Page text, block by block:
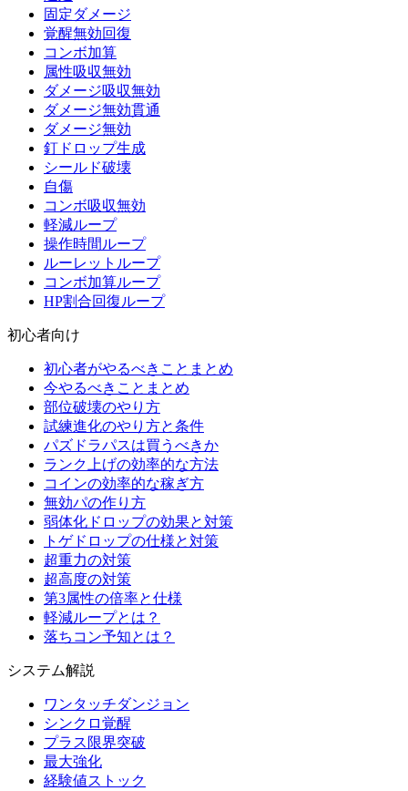
固定ダメージ
覚醒無効回復
コンボ加算
属性吸収無効
ダメージ吸収無効
ダメージ無効貫通
ダメージ無効
釘ドロップ生成
シールド破壊
自傷
コンボ吸収無効
軽減ループ
操作時間ループ
ルーレットループ
コンボ加算ループ
HP割合回復ループ
初心者向け
初心者がやるべきことまとめ
今やるべきことまとめ
部位破壊のやり方
試練進化のやり方と条件
パズドラパスは買うべきか
ランク上げの効率的な方法
コインの効率的な稼ぎ方
無効パの作り方
弱体化ドロップの効果と対策
トゲドロップの仕様と対策
超重力の対策
超高度の対策
第3属性の倍率と仕様
軽減ループとは？
落ちコン予知とは？
システム解説
ワンタッチダンジョン
シンクロ覚醒
プラス限界突破
最大強化
経験値ストック